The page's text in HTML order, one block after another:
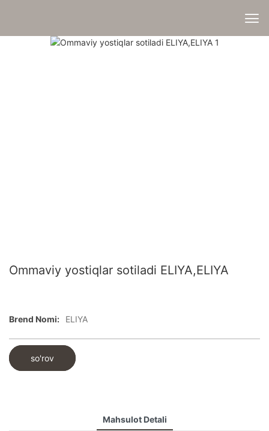
Ommaviy yostiqlar sotiladi ELIYA,ELIYA
Brend Nomi: ELIYA
so'rov
Mahsulot Detali